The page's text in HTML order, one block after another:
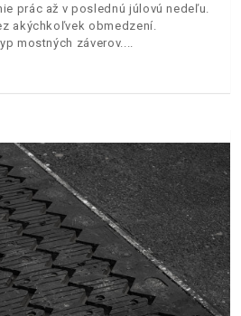
prác až v poslednú júlovú nedeľu.
akýchkoľvek obmedzení.
mostných záverov.